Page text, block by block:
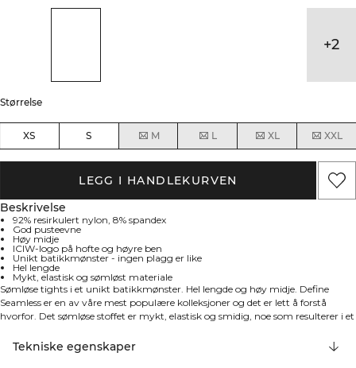
+2
Størrelse
XS S M L XL XXL
LEGG I HANDLEKURVEN
Beskrivelse
92% resirkulert nylon, 8% spandex
God pusteevne
Høy midje
ICIW-logo på hofte og høyre ben
Unikt batikkmønster - ingen plagg er like
Hel lengde
Mykt, elastisk og sømløst materiale
Sømløse tights i et unikt batikkmønster. Hel lengde og høy midje. Define
Seamless er en av våre mest populære kolleksjoner og det er lett å forstå
hvorfor. Det sømløse stoffet er mykt, elastisk og smidig, noe som resulterer i et
ulike trendy farger gjør Define Seamless til ypperlige treningsklær til mange
ulike typer trening. Define Seamless Tights har, akkurat som matchende
Tekniske egenskaper